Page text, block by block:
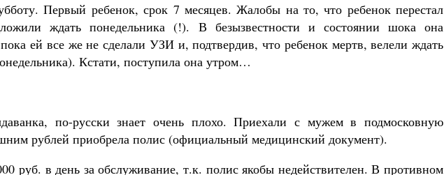
Первый ребенок, срок 7 месяцев. Жалобы на то, что ребенок перестал
ждать понедельника (!). В безызвестности и состоянии шока она
ей все же не сделали УЗИ и, подтвердив, что ребенок мертв, велели ждать
Кстати, поступила она утром…
по-русски знает очень плохо. Приехали с мужем в подмосковную
рублей приобрела полис (официальный медицинский документ).
руб. в день за обслуживание, т.к. полис якобы недействителен. В противном